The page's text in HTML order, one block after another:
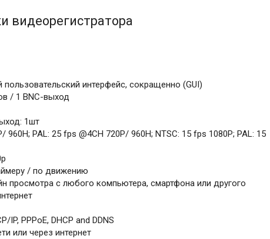
видеорегистратора
интерфейс, сокращенно (GUI)
/ 1 BNC-выход
1шт
PAL: 25 fps @4CH 720P/ 960H; NTSC: 15 fps 1080P; PAL: 15
/ по движению
просмотра с любого компьютера, смартфона или другого
PPPoE, DHCP and DDNS
или через интернет